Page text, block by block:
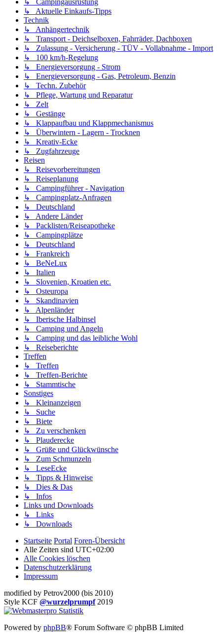
↳ Campingausrüstung
↳ Aktuelle Einkaufs-Tipps
Technik
↳ Anhängertechnik
↳ Transport - Deichselboxen, Fahrräder, Dachboxen
↳ Zulassung - Versicherung - TÜV - Vollabnahme - Import
↳ 100 km/h-Regelung
↳ Energieversorgung - Strom
↳ Energieversorgung - Gas, Petroleum, Benzin
↳ Techn. Zubehör
↳ Pflege, Wartung und Reparatur
↳ Zelt
↳ Gestänge
↳ Klappaufbau und Klappmechanismus
↳ Überwintern - Lagern - Trocknen
↳ Kreativ-Ecke
↳ Zugfahrzeuge
Reisen
↳ Reisevorbereitungen
↳ Reiseplanung
↳ Campingführer - Navigation
↳ Campingplatz-Anfragen
↳ Deutschland
↳ Andere Länder
↳ Packlisten/Reiseapotheke
↳ Campingplätze
↳ Deutschland
↳ Frankreich
↳ BeNeLux
↳ Italien
↳ Slovenien, Kroatien etc.
↳ Osteuropa
↳ Skandinavien
↳ Alpenländer
↳ Iberische Halbinsel
↳ Camping und Angeln
↳ Camping und das leibliche Wohl
↳ Reiseberichte
Treffen
↳ Treffen
↳ Treffen-Berichte
↳ Stammtische
Sonstiges
↳ Kleinanzeigen
↳ Suche
↳ Biete
↳ Zu verschenken
↳ Plauderecke
↳ Grüße und Glückwünsche
↳ Zum Schmunzeln
↳ LeseEcke
↳ Tipps & Hinweise
↳ Dies & Das
↳ Infos
Links und Downloads
↳ Links
↳ Downloads
Startseite Portal Foren-Übersicht
Alle Zeiten sind UTC+02:00
Alle Cookies löschen
Datenschutzerklärung
Impressum
modified by Petrov2000 (bis 2010)
Style KCF @wurzelprumpf2019
Powered by phpBB® Forum Software © phpBB Limited